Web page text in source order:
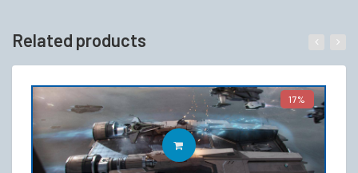
Related products
17%
IN DEN WARENKORB